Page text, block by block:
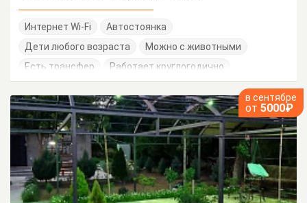
Интернет Wi-Fi
Автостоянка
Дети любого возраста
Можно с животными
Есть трансфер
Работает круглогодично
в сентябре
от 5000₽